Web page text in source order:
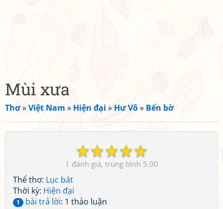
Mùi xưa
Thơ»Việt Nam » Hiện đại » Hư Vô» Bến bờ
☆
☆
☆
☆
☆
1 5.00
Thể thơ: Lục bát
Thời kỳ: Hiện đại
1 bài trả lời: 1 thảo luận